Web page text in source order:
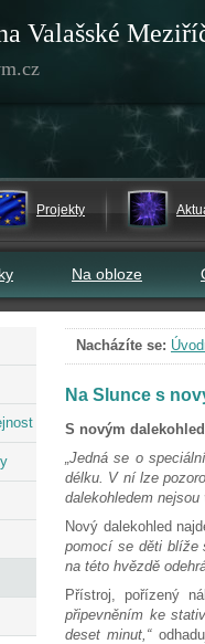
Valašské
Projekty
Na obloze
Nacházíte se:
Na Slunce s
S novým
„Jedná se o
délku. V ní lze
dalekohledem nejsou
Nový dalekohled
pomocí se děti blíže
na této hvězdě
Přístroj, pořízený
připevněním ke
deset minut,“